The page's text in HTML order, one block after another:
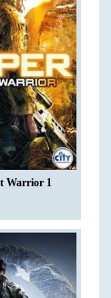
Warrior 1